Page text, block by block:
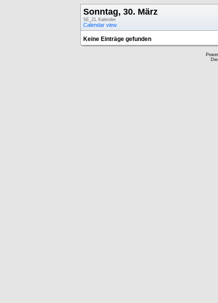
Sonntag, 30. März
SE_ZL Kalender
Calendar view
Keine Einträge gefunden